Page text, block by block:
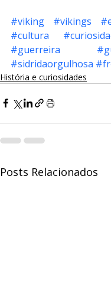
#viking #vikings
#cultura
#guerreira
#sidridaorgulhosa
História e curiosidades
Posts Relacionados